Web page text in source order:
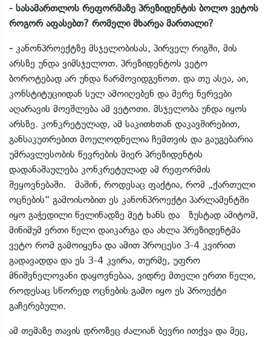
- სასამართლოს რეფორმაზე პრეზიდენტის ბოლო ვეტოს
როგორ აფასებთ? რომელი მხარეა მართალი?
- კანონპროექტზე მსჯელობისას, პირველ რიგში, მის
არსზე უნდა ვიმსჯელოთ. პრეზიდენტოს ვეტო
ბოროტებად არ უნდა წარმოვიდგენოთ. და თუ ასეა, აი,
კონსტიტუციიდან სულ ამოიღებენ და მერე ნერვები
აღარავის მოეშლება ამ ვეტოთი. მსჯელობა უნდა იყოს
არსზე. კონკრეტულად, ამ საკითხთან დაკავშირებით,
განსაკუთრებით მოულოდნელია ჩემთვის და გაუგებარია
უმრავლესობის წევრების მიერ პრეზიდენტის
დადანაშაულება კონკრეტულად ამ რეფორმის
შეყოვნებაში. მაშინ, როდესაც ფაქტია, რომ „ქართული
ოცნების“ გამოისობით ეს კანონპროექტი პარლამენტში
იყო გაჭედილი წელიწადზე მეტ ხანს და ზუსტად ამიტომ,
მინიმუმ ერთი წელი დაიკარგა და ახლა პრეზიდენტმა
ვეტო რომ გამოიყენა და ამით პროცესი 3-4 კვირით
გადავადდა და ეს 3-4 კვირა, თურმე, უფრო
მნიშვნელოვანი დაყოვნებაა, ვიდრე მთელი ერთი წელი,
როდესაც სწორედ ოცნების გამო იყო ეს პროექტი
გაჩერებული.
ამ თემაზე თავის დროზეც ძალიან ბევრი ითქვა და მეც,